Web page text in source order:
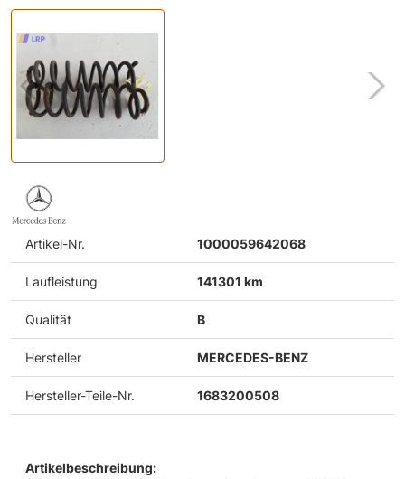
Artikel-Nr. 1000059642068
Laufleistung 141301 km
Qualität B
Hersteller MERCEDES-BENZ
Hersteller-Teile-Nr. 1683200508
Artikelbeschreibung: